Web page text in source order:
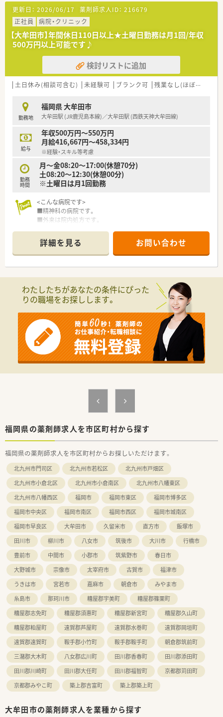
ん。
■学会発表を年1回程度、外部研修を実施しており病院薬剤師と
しての知見も広げることができます。
■委員会は3つで特に褥瘡委員会は薬剤師も深く関わります。
■地域に対して健康推進教室を月1回開催しており地域医療を盛
り上げるための取り組みにも携わることができます。
更新日： 2026/06/17 薬剤師求人ID： 216679
正社員
病院・クリニック
【大牟田市】年間休日110日以上★土曜日勤務は月1回/年収
500万円以上可能です♪
検討リストに追加
土日休み(相談可含む) 未経験可 ブランク可 残業なし(ほぼなし含む)
勤務地
福岡県 大牟田市
大牟田駅 (JR鹿児島本線)／大牟田駅 (西鉄天神大牟田線)
給与
年収500万円～550万円
月給416,667円～458,334円
※経験・スキル等考慮
勤務
時間
月～金08:20～17:00(休憩70分)
土08:20～12:30(休憩00分)
※土曜日は月1回勤務
<こんな病院です>
■精神科の病院です。
■外来は院内処方です。
■土曜は交代でお休みが取れます。
詳細を見る お問い合わせ
わたしたちがあなたの条件にぴった
りの職場をお探しします。
福岡県の薬剤師求人を市区町村から探す
福岡県の薬剤師求人を市区町村からお探しいただけます。
北九州市門司区 北九州市若松区
北九州市戸畑区
北九州市小倉北区
北九州市小倉南区
北九州市八幡東区
北九州市八幡西区
福岡市 福岡市東区
福岡市博多区
福岡市中央区
福岡市南区 福岡市西区
福岡市城南区
福岡市早良区
大牟田市 久留米市 直方市
飯塚市
田川市
柳川市 八女市 筑後市 大川市
行橋市
豊前市
中間市 小郡市 筑紫野市
春日市
大野城市
宗像市 太宰府市 古賀市
福津市
うきは市
宮若市 嘉麻市 朝倉市
みやま市
糸島市
那珂川市 糟屋郡宇美町
糟屋郡篠栗町
糟屋郡志免町
糟屋郡須惠町 糟屋郡新宮町
糟屋郡久山町
糟屋郡粕屋町
遠賀郡芦屋町 遠賀郡水巻町
遠賀郡岡垣町
遠賀郡遠賀町
鞍手郡小竹町 鞍手郡鞍手町
朝倉郡筑前町
三潴郡大木町
八女郡広川町 田川郡香春町
田川郡添田町
田川郡川崎町
田川郡大任町 田川郡福智町
京都郡苅田町
京都郡みやこ町
築上郡吉富町 築上郡築上町
大牟田市の薬剤師求人を業種から探す